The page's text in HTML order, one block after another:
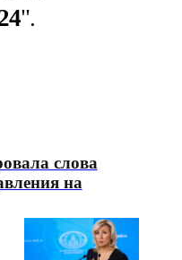
".
слова
на